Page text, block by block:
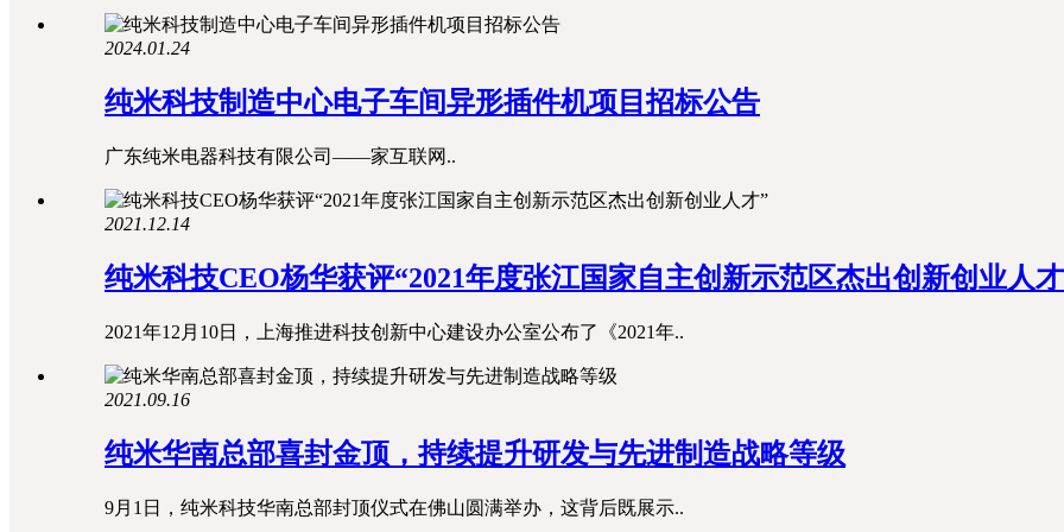
2024.01.24
纯米科技制造中心电子车间异形插件机项目招标公告
广东纯米电器科技有限公司——家互联网..
2021.12.14
纯米科技CEO杨华获评“2021年度张江国家自主创新示范区杰出创新创业人
2021年12月10日，上海推进科技创新中心建设办公室公布了《2021年..
2021.09.16
纯米华南总部喜封金顶，持续提升研发与先进制造战略等级
9月1日，纯米科技华南总部封顶仪式在佛山圆满举办，这背后既展示..